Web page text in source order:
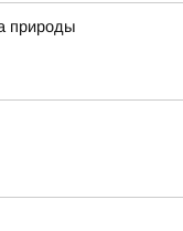
природы